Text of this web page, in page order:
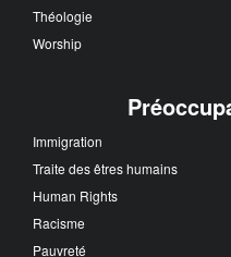
Théologie
Worship
Immigration
Traite des êtres humains
Human Rights
Racisme
Pauvreté